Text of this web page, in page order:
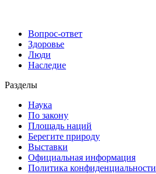
Вопрос-ответ
Здоровье
Люди
Наследие
Разделы
Наука
По закону
Площадь наций
Берегите природу
Выставки
Официальная информация
Политика конфиденциальности